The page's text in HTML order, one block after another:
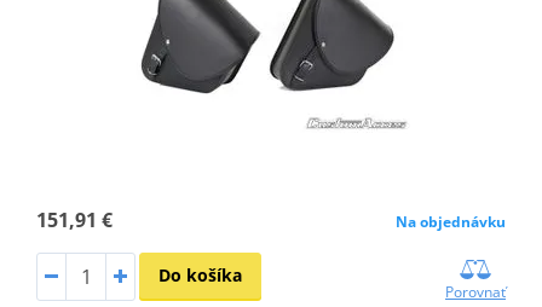
151,91 € Na objednávku
Do košíka
Porovnať